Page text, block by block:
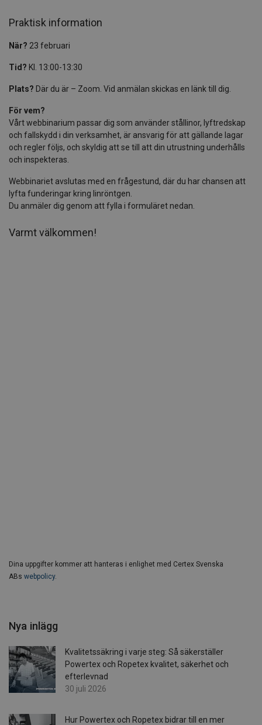
Praktisk information
När? 23 februari
Tid? Kl. 13:00-13:30
Plats? Där du är – Zoom. Vid anmälan skickas en länk till dig.
För vem?
Vårt webbinarium passar dig som använder stållinor, lyftredskap
och fallskydd i din verksamhet, är ansvarig för att gällande lagar
och regler följs, och skyldig att se till att din utrustning underhålls
och inspekteras.
Webbinariet avslutas med en frågestund, där du har chansen att
lyfta funderingar kring linröntgen.
Du anmäler dig genom att fylla i formuläret nedan.
Varmt välkommen!
Dina uppgifter kommer att hanteras i enlighet med Certex Svenska
ABs webpolicy.
Nya inlägg
Kvalitetssäkring i varje steg: Så säkerställer
Powertex och Ropetex kvalitet, säkerhet och
efterlevnad
30 juli 2026
Hur Powertex och Ropetex bidrar till en mer